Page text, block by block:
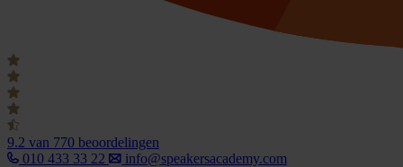
9.2 van 770 beoordelingen
010 433 33 22
info@speakersacademy.com